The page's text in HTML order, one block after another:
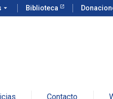
arrow_drop_down Biblioteca
Contacto